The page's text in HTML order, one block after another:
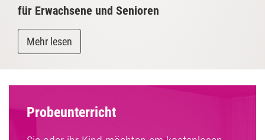
für Erwachsene und Senioren
Probeunterricht